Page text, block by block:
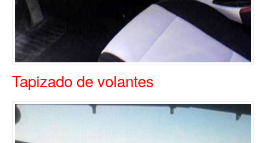
Tapizado de volantes